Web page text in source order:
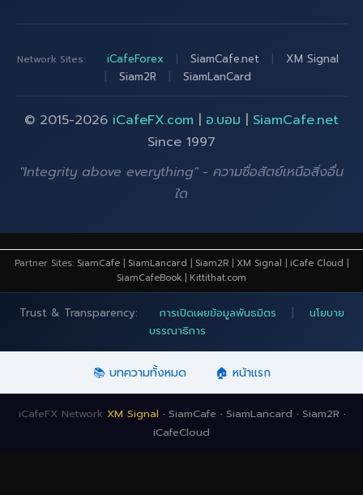
Network Sites: iCafeForex SiamCafe.net
XM Signal
Siam2R SiamLanCard
© 2015-2026 iCafeFX.com | อ.บอม | SiamCafe.net
Since 1997
"Integrity above everything" - ความซื่อสัตย์เหนือสิ่งอื่น
ใด
Partner Sites: SiamCafe | SiamLancard | Siam2R | XM Signal | iCafe Cloud |
SiamCafeBook | Kittithat.com
Trust & Transparency: การเปิดเผยข้อมูลพันธมิตร |
นโยบาย
บรรณาธิการ
📚 บทความทั้งหมด 🏠 หน้าแรก
iCafeFX Network XM Signal · SiamCafe · SiamLancard · Siam2R ·
iCafeCloud